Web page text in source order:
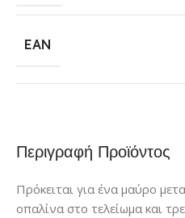
Περιγραφή Προϊόντος
Πρόκειται για ένα μαύρο
οπαλίνα στο τελείωμα και
EAN